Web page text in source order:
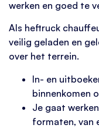
werken en goed te
Als heftruck
veilig geladen en
over het terrein.
In- en
binnenkomen
Je gaat
formaten, van